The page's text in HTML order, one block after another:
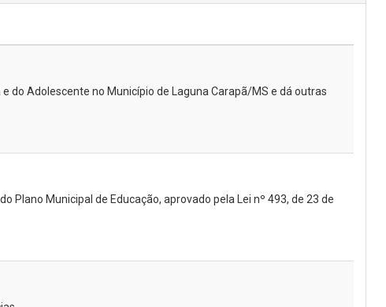
do Adolescente no Município de Laguna Carapã/MS e dá outras
Plano Municipal de Educação, aprovado pela Lei nº 493, de 23 de